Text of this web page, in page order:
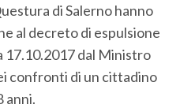
di Salerno hanno
al decreto di espulsione
17.10.2017 dal Ministro
confronti di un cittadino
anni.